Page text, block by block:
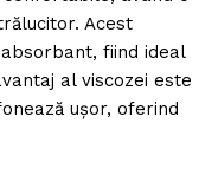
Acest
fiind ideal
al viscozei este
ușor, oferind